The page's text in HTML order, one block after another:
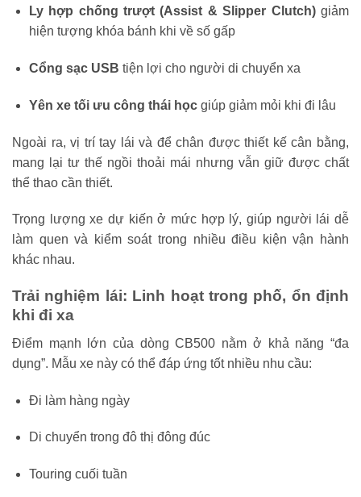
Ly hợp chống trượt (Assist & Slipper Clutch)giảm
hiện tượng khóa bánh khi về số gấp
Cổng sạc USB tiện lợi cho người di chuyển xa
Yên xe tối ưu công thái họcgiúp giảm mỏi khi đi lâu
Ngoài ra, vị trí tay lái và để chân được thiết kế cân bằng,
mang lại tư thế ngồi thoải mái nhưng vẫn giữ được chất
thể thao cần thiết.
Trọng lượng xe dự kiến ở mức hợp lý, giúp người lái dễ
làm quen và kiểm soát trong nhiều điều kiện vận hành
khác nhau.
Trải nghiệm lái: Linh hoạt trong phố, ổn định
khi đi xa
Điểm mạnh lớn của dòng CB500 nằm ở khả năng “đa
dụng”. Mẫu xe này có thể đáp ứng tốt nhiều nhu cầu:
Đi làm hàng ngày
Di chuyển trong đô thị đông đúc
Touring cuối tuần